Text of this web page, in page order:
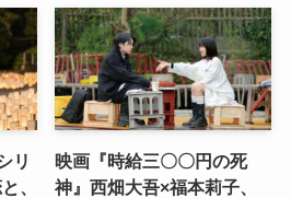
リ
、
映画『時給三〇〇円の死
神』西畑大吾×福本莉子、